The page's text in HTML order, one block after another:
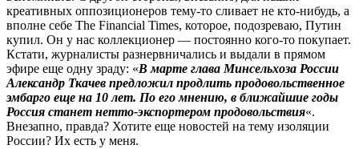
креативных оппозиционеров тему-то сливает не кто-нибудь, а
вполне себе The Financial Times, которое, подозреваю, Путин
купил. Он у нас коллекционер — постоянно кого-то покупает.
Кстати, журналисты разнервничались и выдали в прямом
эфире еще одну зраду: «В марте глава Минсельхоза России
Александр Ткачев предложил продлить продовольственное
эмбарго еще на 10 лет. По его мнению, в ближайшие годы
Россия станет нетто-экспортером продовольствия«.
Внезапно, правда? Хотите еще новостей на тему изоляции
России? Их есть у меня.